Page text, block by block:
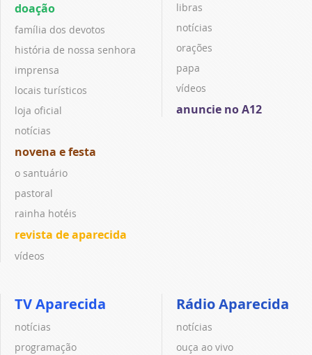
doação
família dos devotos
história de nossa senhora
imprensa
locais turísticos
loja oficial
notícias
novena e festa
o santuário
pastoral
rainha hotéis
revista de aparecida
vídeos
libras
notícias
orações
papa
vídeos
anuncie no A12
TV Aparecida
notícias
programação
Rádio Aparecida
notícias
ouça ao vivo